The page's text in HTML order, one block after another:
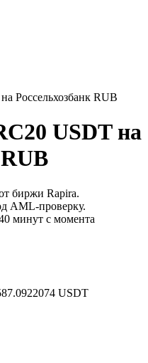
Россельхозбанк RUB
USDT на
биржи Rapira.
AML-проверку.
минут с момента
USDT